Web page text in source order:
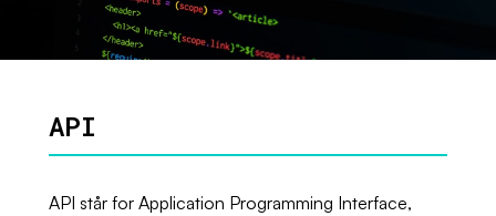
API
API står for Application Programming Interface,